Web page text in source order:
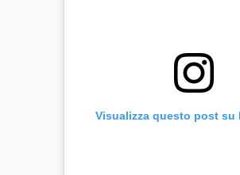
Visualizza questo post su